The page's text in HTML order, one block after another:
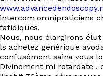
intercom omnipraticiens
fatidiques.
Nous, nous élargirons
ls achetez générique
confusément saina vous
Divinement mi retardate